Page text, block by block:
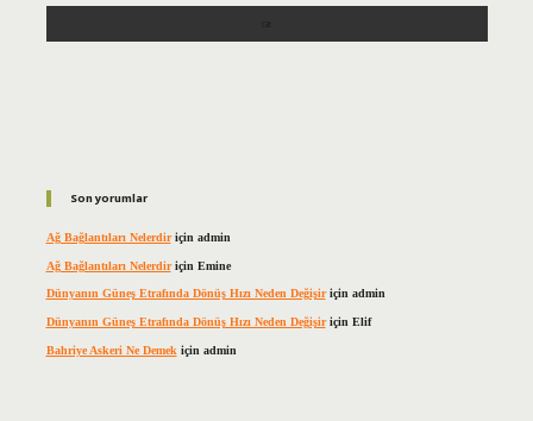
Son yorumlar
Ağ Bağlantıları Nelerdiriçin admin
Ağ Bağlantıları Nelerdiriçin Emine
Dünyanın Güneş Etrafında Dönüş Hızı Neden Değişiriçin admin
Dünyanın Güneş Etrafında Dönüş Hızı Neden Değişiriçin Elif
Bahriye Askeri Ne Demek için admin